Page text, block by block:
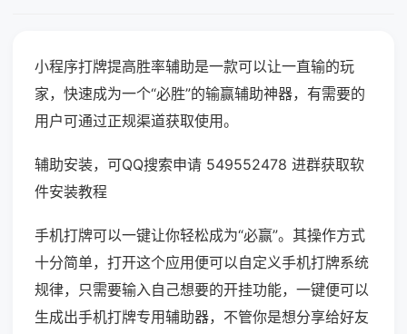
小程序打牌提高胜率辅助是一款可以让一直输的玩
家，快速成为一个“必胜”的输赢辅助神器，有需要的
用户可通过正规渠道获取使用。
辅助安装，可QQ搜索申请 549552478 进群获取软
件安装教程
手机打牌可以一键让你轻松成为“必赢”。其操作方式
十分简单，打开这个应用便可以自定义手机打牌系统
规律，只需要输入自己想要的开挂功能，一键便可以
生成出手机打牌专用辅助器，不管你是想分享给好友